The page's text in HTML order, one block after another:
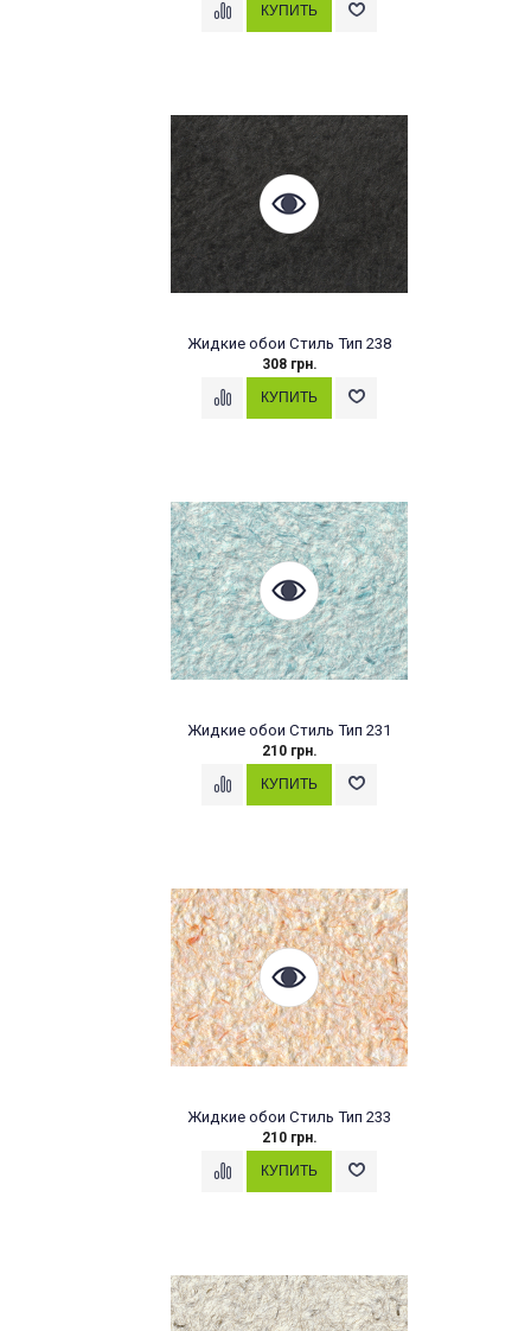
Жидкие обои Стиль Тип 238
308 грн.
Жидкие обои Стиль Тип 231
210 грн.
Жидкие обои Стиль Тип 233
210 грн.